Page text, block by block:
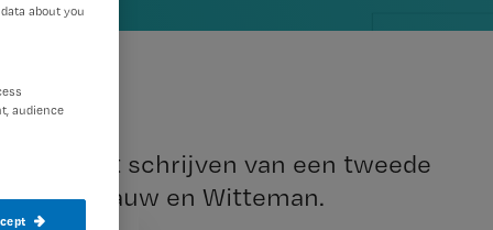
met het schrijven van een tweede
Pauw en Witteman.
about you
audience